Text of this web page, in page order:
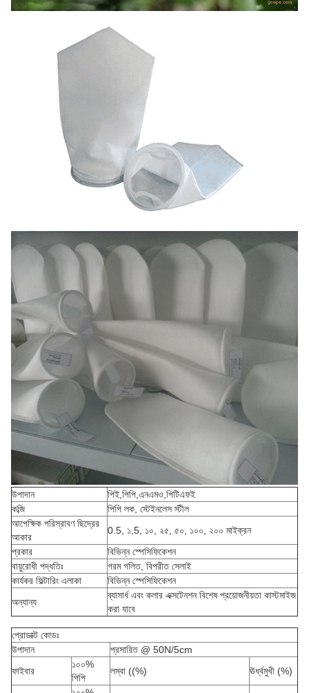
উপাদান
পিই,পিপি,এনএমও,পিটিএফই
কব্জি
পিপি লক, স্টেইনলেস স্টীল
আপেক্ষিক পরিস্রাবণ ছিদ্রের
আকার
0.5, ১,5, ১০, ২৫, ৫০, ১০০, ২০০ মাইক্রন
প্রকার
বিভিন্ন স্পেসিফিকেশন
বায়ুরোধী পদ্ধতিঃ
গরম গলিত, বিপরীত সেলাই
কার্যকর ফিল্টারিং এলাকা
বিভিন্ন স্পেসিফিকেশন
অন্যান্য
ব্যাসার্ধ এবং কলার এক্সটেনশন বিশেষ প্রয়োজনীয়তা কাস্টমাইজ
করা যাবে
প্রোডাক্ট কোডঃ
উপাদান
প্রসারিত @ 50N/5cm
ফাইবার
১০০%
পিপি
লম্বা ((%)
ঊর্ধ্বমুখী (%)